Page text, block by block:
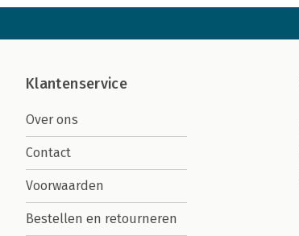
Klantenservice
Over ons
Contact
Voorwaarden
Bestellen en retourneren